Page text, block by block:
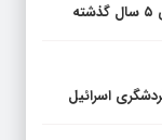
اسرائیل